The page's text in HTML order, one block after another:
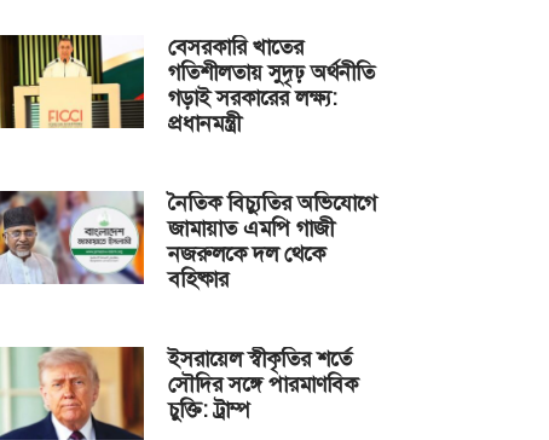
বেসরকারি খাতের
গতিশীলতায় সুদৃঢ় অর্থনীতি
গড়াই সরকারের লক্ষ্য:
প্রধানমন্ত্রী
নৈতিক বিচ্যুতির অভিযোগে
জামায়াত এমপি গাজী
নজরুলকে দল থেকে
বহিষ্কার
ইসরায়েল স্বীকৃতির শর্তে
সৌদির সঙ্গে পারমাণবিক
চুক্তি: ট্রাম্প